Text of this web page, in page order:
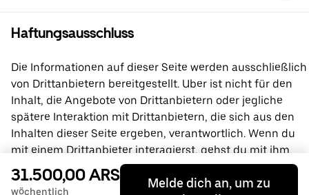
Haftungsausschluss
Die Informationen auf dieser Seite werden ausschließlich
von Drittanbietern bereitgestellt. Uber ist nicht für den
Inhalt, die Angebote von Drittanbietern oder jegliche
spätere Interaktion mit Drittanbietern, die sich aus den
Inhalten dieser Seite ergeben, verantwortlich. Wenn du
mit einem Drittanbieter interagierst, gehst du mit ihm
direkt eine Vereinbarung ein, an der Uber nicht beteiligt
ist. Wende dich bei Fragen bitte direkt an den
31.500,00 ARS
wöchentlich
Melde dich an, um zu